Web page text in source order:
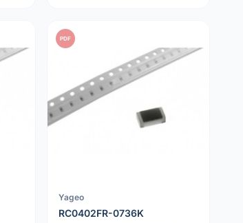
PDF
Yageo
RC0402FR-0736K